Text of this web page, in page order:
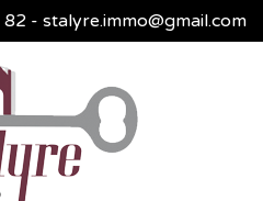
- stalyre.immo@gmail.com